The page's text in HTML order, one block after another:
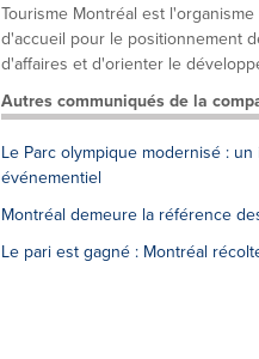
Tourisme Montréal est
d'accueil pour le positionnement
d'affaires et d'orienter le
Autres communiqués de la
Le Parc olympique modernisé :
événementiel
Montréal demeure la référence
Le pari est gagné : Montréal